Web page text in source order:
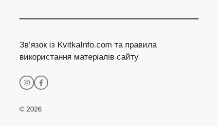
Зв’язок із KvitkaInfo.com та правила
використання матеріалів сайту
© 2026